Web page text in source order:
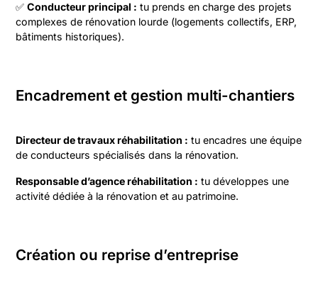
✅Conducteur principal : tu prends en charge des projets
complexes de rénovation lourde (logements collectifs, ERP,
bâtiments historiques).
Encadrement et gestion multi-chantiers
Directeur de travaux réhabilitation : tu encadres une équipe
de conducteurs spécialisés dans la rénovation.
Responsable d’agence réhabilitation : tu développes une
activité dédiée à la rénovation et au patrimoine.
Création ou reprise d’entreprise